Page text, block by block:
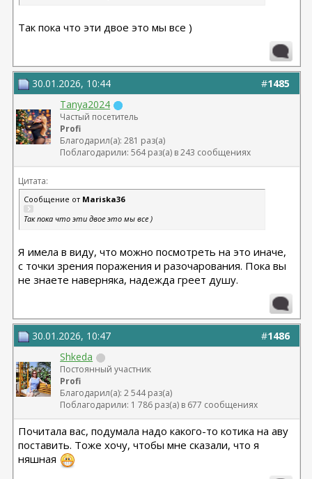
Так пока что эти двое это мы все )
#1485
30.01.2026, 10:44
Tanya2024
Частый посетитель
Profi
Благодарил(а): 281 раз(а)
Поблагодарили: 564 раз(а) в 243 сообщениях
Цитата:
Сообщение от Mariska36
Так пока что эти двое это мы все )
Я имела в виду, что можно посмотреть на это иначе,
с точки зрения поражения и разочарования. Пока вы
не знаете наверняка, надежда греет душу.
#1486
30.01.2026, 10:47
Shkeda
Постоянный участник
Profi
Благодарил(а): 2 544 раз(а)
Поблагодарили: 1 786 раз(а) в 677 сообщениях
Почитала вас, подумала надо какого-то котика на аву
поставить. Тоже хочу, чтобы мне сказали, что я
няшная